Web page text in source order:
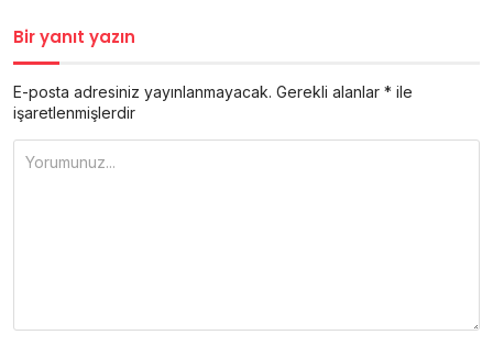
Bir yanıt yazın
E-posta adresiniz yayınlanmayacak. Gerekli alanlar * ile
işaretlenmişlerdir